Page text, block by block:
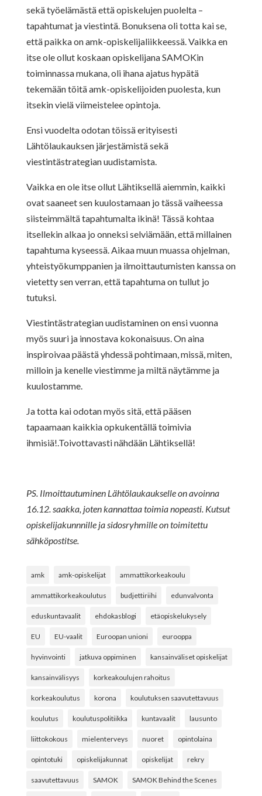
sekä työelämästä että opiskelujen puolelta –
tapahtumat ja viestintä. Bonuksena oli totta kai se,
että paikka on amk-opiskelijaliikkeessä. Vaikka en
itse ole ollut koskaan opiskelijana SAMOKin
toiminnassa mukana, oli ihana ajatus hypätä
tekemään töitä amk-opiskelijoiden puolesta, kun
itsekin vielä viimeistelee opintoja.
Ensi vuodelta odotan töissä erityisesti
Lähtölaukauksen järjestämistä sekä
viestintästrategian uudistamista.
Vaikka en ole itse ollut Lähtiksellä aiemmin, kaikki
ovat saaneet sen kuulostamaan jo tässä vaiheessa
siisteimmältä tapahtumalta ikinä! Tässä kohtaa
itsellekin alkaa jo onneksi selviämään, että millainen
tapahtuma kyseessä. Aikaa muun muassa ohjelman,
yhteistyökumppanien ja ilmoittautumisten kanssa on
vietetty sen verran, että tapahtuma on tullut jo
tutuksi.
Viestintästrategian uudistaminen on ensi vuonna
myös suuri ja innostava kokonaisuus. On aina
inspiroivaa päästä yhdessä pohtimaan, missä, miten,
milloin ja kenelle viestimme ja miltä näytämme ja
kuulostamme.
Ja totta kai odotan myös sitä, että pääsen
tapaamaan kaikkia opkukentällä toimivia
ihmisiä!.Toivottavasti nähdään Lähtiksellä!
PS. Ilmoittautuminen Lähtölaukaukselle on avoinna
16.12. saakka, joten kannattaa toimia nopeasti. Kutsut
opiskelijakunnnille ja sidosryhmille on toimitettu
sähköpostitse.
amk amk-opiskelijat ammattikorkeakoulu
ammattikorkeakoulutus budjettiriihi edunvalvonta
eduskuntavaalit ehdokasblogi etäopiskelukysely
EU EU-vaalit Euroopan unioni eurooppa
hyvinvointi jatkuva oppiminen kansainväliset opiskelijat
kansainvälisyys korkeakoulujen rahoitus
korkeakoulutus korona koulutuksen saavutettavuus
koulutus koulutuspolitiikka kuntavaalit lausunto
liittokokous mielenterveys nuoret opintolaina
opintotuki opiskelijakunnat opiskelijat rekry
saavutettavuus SAMOK SAMOK Behind the Scenes